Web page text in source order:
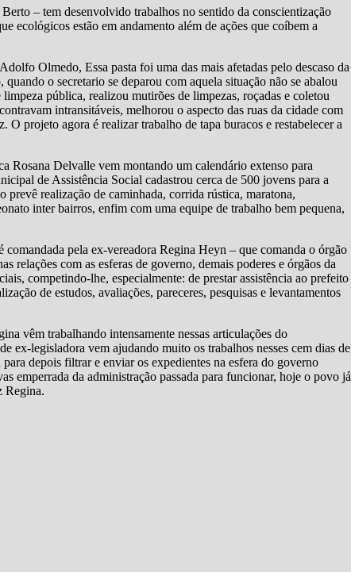
– tem desenvolvido trabalhos no sentido da conscientização
ecológicos estão em andamento além de ações que coíbem a
Olmedo, Essa pasta foi uma das mais afetadas pelo descaso da
o secretario se deparou com aquela situação não se abalou
pública, realizou mutirões de limpezas, roçadas e coletou
intransitáveis, melhorou o aspecto das ruas da cidade com
projeto agora é realizar trabalho de tapa buracos e restabelecer a
Rosana Delvalle vem montando um calendário extenso para
de Assistência Social cadastrou cerca de 500 jovens para a
realização de caminhada, corrida rústica, maratona,
inter bairros, enfim com uma equipe de trabalho bem pequena,
comandada pela ex-vereadora Regina Heyn – que comanda o órgão
relações com as esferas de governo, demais poderes e órgãos da
competindo-lhe, especialmente: de prestar assistência ao prefeito
de estudos, avaliações, pareceres, pesquisas e levantamentos
vêm trabalhando intensamente nessas articulações do
ex-legisladora vem ajudando muito os trabalhos nesses cem dias de
depois filtrar e enviar os expedientes na esfera do governo
emperrada da administração passada para funcionar, hoje o povo já
Regina.